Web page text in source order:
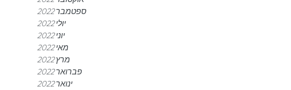
ספטמבר 2022
יולי 2022
יוני 2022
מאי 2022
מרץ 2022
פברואר 2022
ינואר 2022